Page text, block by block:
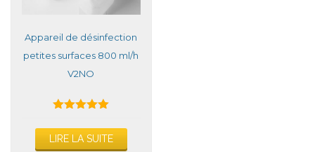
Appareil de désinfection
petites surfaces 800 ml/h
V2NO
5.00
sur 5
LIRE LA SUITE